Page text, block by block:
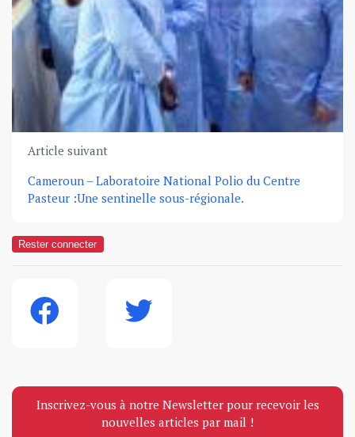
Article suivant
Cameroun – Laboratoire National Polio du Centre
Pasteur :Une sentinelle sous-régionale.
Rester connecter
Inscrivez-vous à notre Newsletter pour recevoir les
nouvelles articles par mail !